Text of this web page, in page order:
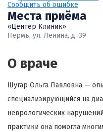
Сообщить об ошибке
Места приёма
«Центер Клиник»
Пермь, ул. Ленина, д. 39
О враче
Шугар Ольга Павловна —
специализирующийся на
неврологических
практики она помогла